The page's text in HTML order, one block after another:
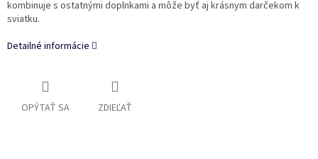
kombinuje s ostatnými doplnkami a môže byť aj krásnym darčekom k
sviatku.
Detailné informácie
OPÝTAŤ SA ZDIEĽAŤ